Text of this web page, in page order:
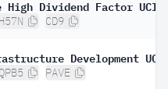
CD9
PAVE